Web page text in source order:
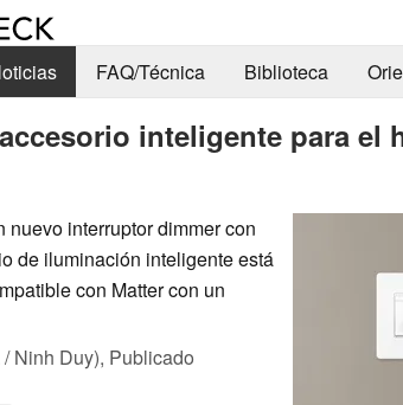
FAQ/Técnica Biblioteca
inteligente para el
nuevo interruptor dimmer con
de iluminación inteligente está
con Matter con un
Ninh Duy), Publicado